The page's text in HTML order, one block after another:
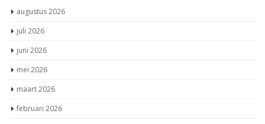
mei 2026
maart 2026
februari 2026
januari 2026
december 2025
november 2025